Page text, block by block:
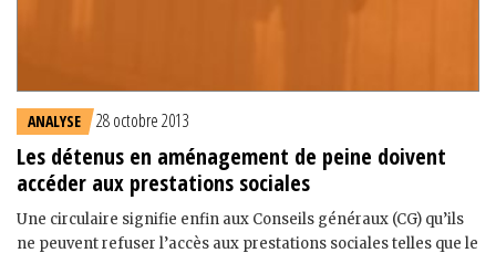
ANALYSE 28 octobre 2013
Les détenus en aménagement de peine doivent
accéder aux prestations sociales
Une circulaire signifie enfin aux Conseils généraux (CG) qu’ils
ne peuvent refuser l’accès aux prestations sociales telles que le